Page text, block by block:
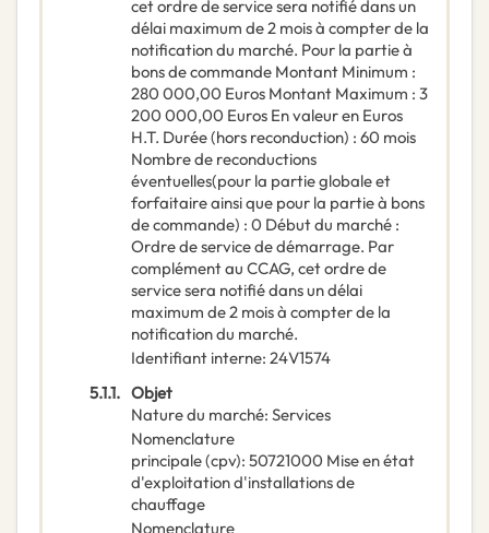
cet ordre de service sera notifié dans un
délai maximum de 2 mois à compter de la
notification du marché. Pour la partie à
bons de commande Montant Minimum :
280 000,00 Euros Montant Maximum : 3
200 000,00 Euros En valeur en Euros
H.T. Durée (hors reconduction) : 60 mois
Nombre de reconductions
éventuelles(pour la partie globale et
forfaitaire ainsi que pour la partie à bons
de commande) : 0 Début du marché :
Ordre de service de démarrage. Par
complément au CCAG, cet ordre de
service sera notifié dans un délai
maximum de 2 mois à compter de la
notification du marché.
Identifiant interne: 24V1574
5.1.1. Objet
Nature du marché: Services
Nomenclature
principale(cpv): 50721000 Mise en état
d'exploitation d'installations de
chauffage
Nomenclature